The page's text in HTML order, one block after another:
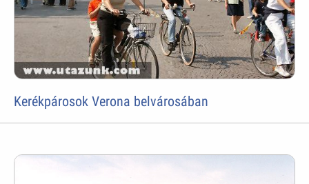
Kerékpárosok Verona belvárosában